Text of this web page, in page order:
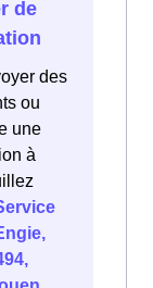
de
des
ou
une
à